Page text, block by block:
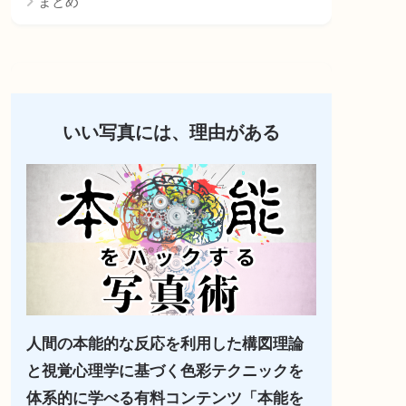
いい写真には、理由がある
人間の本能的な反応を利用した構図理論
と視覚心理学に基づく色彩テクニックを
体系的に学べる有料コンテンツ「本能を